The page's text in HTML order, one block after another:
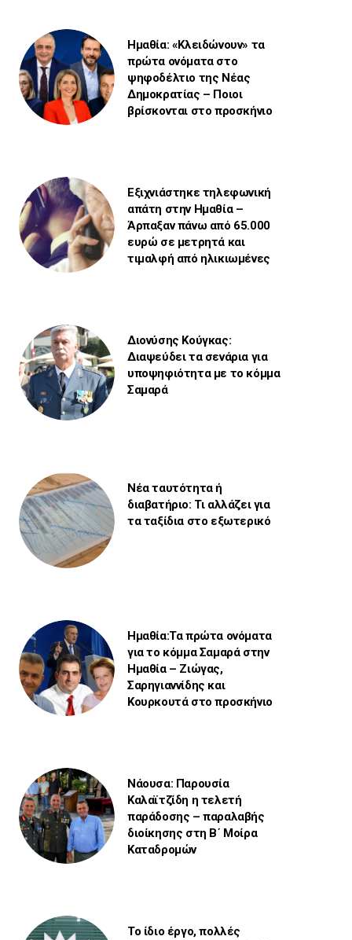
Ημαθία: «Κλειδώνουν» τα
πρώτα ονόματα στο
ψηφοδέλτιο της Νέας
Δημοκρατίας – Ποιοι
βρίσκονται στο προσκήνιο
Εξιχνιάστηκε τηλεφωνική
απάτη στην Ημαθία –
Άρπαξαν πάνω από 65.000
ευρώ σε μετρητά και
τιμαλφή από ηλικιωμένες
Διονύσης Κούγκας:
Διαψεύδει τα σενάρια για
υποψηφιότητα με το κόμμα
Σαμαρά
Νέα ταυτότητα ή
διαβατήριο: Τι αλλάζει για
τα ταξίδια στο εξωτερικό
Ημαθία:Τα πρώτα ονόματα
για το κόμμα Σαμαρά στην
Ημαθία – Ζιώγας,
Σαρηγιαννίδης και
Κουρκουτά στο προσκήνιο
Νάουσα: Παρουσία
Καλαϊτζίδη η τελετή
παράδοσης – παραλαβής
διοίκησης στη Β΄ Μοίρα
Καταδρομών
Το ίδιο έργο, πολλές